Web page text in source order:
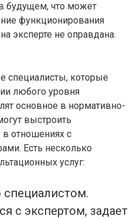
будущем, что может
функционирования
эксперте не оправдана.
специалисты, которые
любого уровня
основное в нормативно-
выстроить
отношениях с
Есть несколько
услуг:
с экспертом, задает